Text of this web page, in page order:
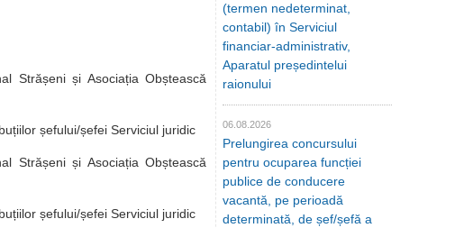
Strășeni și Asociația Obștească
șefului/șefei Serviciul juridic
Strășeni și Asociația Obștească
șefului/șefei Serviciul juridic
(termen nedeterminat,
contabil) în Serviciul
financiar-administrativ,
Aparatul președintelui
raionului
06.08.2026
Prelungirea concursului
pentru ocuparea funcției
publice de conducere
vacantă, pe perioadă
determinată, de șef/șefă a